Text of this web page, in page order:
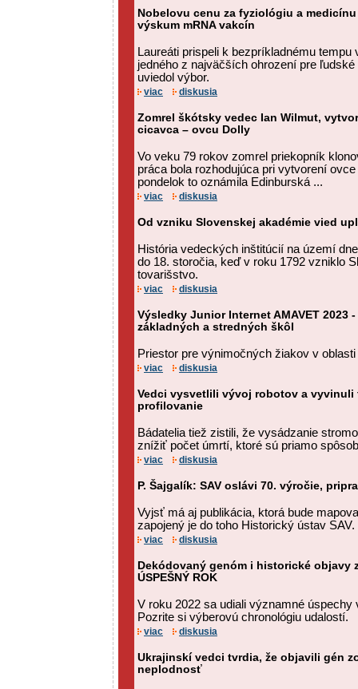
Nobelovu cenu za fyziológiu a
výskum mRNA vakcín
Laureáti prispeli k bezpríkladnému
jedného z najväčších ohrození pre
uviedol výbor.
viac diskusia
Zomrel škótsky vedec Ian Wilmut,
cicavca – ovcu Dolly
Vo veku 79 rokov zomrel priekopník
práca bola rozhodujúca pri vytvorení
pondelok to oznámila Edinburská ...
viac diskusia
Od vzniku Slovenskej akadémie vied
História vedeckých inštitúcií na území
do 18. storočia, keď v roku 1792 vzniklo
tovarišstvo.
viac diskusia
Výsledky Junior Internet AMAVET 2023
základných a stredných škôl
Priestor pre výnimočných žiakov v
viac diskusia
Vedci vysvetlili vývoj robotov a vyvinuli
profilovanie
Bádatelia tiež zistili, že vysádzanie
znížiť počet úmrtí, ktoré sú priamo
viac diskusia
P. Šajgalík: SAV oslávi 70. výročie,
Vyjsť má aj publikácia, ktorá bude
zapojený je do toho Historický ústav SAV.
viac diskusia
Dekódovaný genóm i historické objavy
ÚSPEŠNÝ ROK
V roku 2022 sa udiali významné úspechy
Pozrite si výberovú chronológiu udalostí.
viac diskusia
Ukrajinskí vedci tvrdia, že objavili gén
neplodnosť